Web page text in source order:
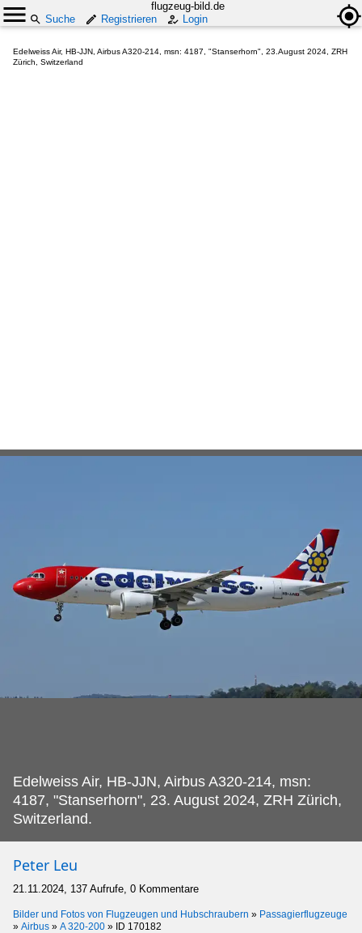
flugzeug-bild.de
Suche
Registrieren Login
Edelweiss Air, HB-JJN, Airbus A320-214, msn: 4187, "Stanserhorn", 23.August 2024, ZRH
Zürich, Switzerland
Edelweiss Air, HB-JJN, Airbus A320-214, msn:
4187, "Stanserhorn", 23. August 2024, ZRH Zürich,
Switzerland.
Peter Leu
21.11.2024, 137 Aufrufe, 0 Kommentare
Bilder und Fotos von Flugzeugen und Hubschraubern » Passagierflugzeuge
» Airbus » A 320-200 » ID 170182